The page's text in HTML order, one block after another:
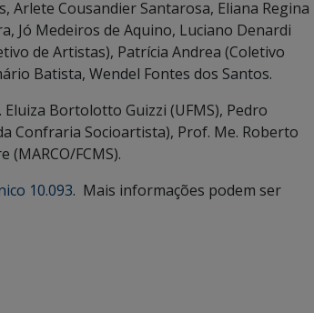
Arlete Cousandier Santarosa, Eliana Regina
Jó Medeiros de Aquino, Luciano Denardi
de Artistas), Patrícia Andrea (Coletivo
Batista, Wendel Fontes dos Santos.
Bortolotto Guizzi (UFMS), Pedro
Confraria Socioartista), Prof. Me. Roberto
(MARCO/FCMS).
10.093. Mais informações podem ser